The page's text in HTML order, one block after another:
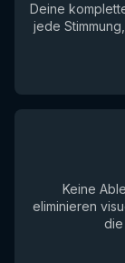
Deine
jede
Keine
eliminieren
die